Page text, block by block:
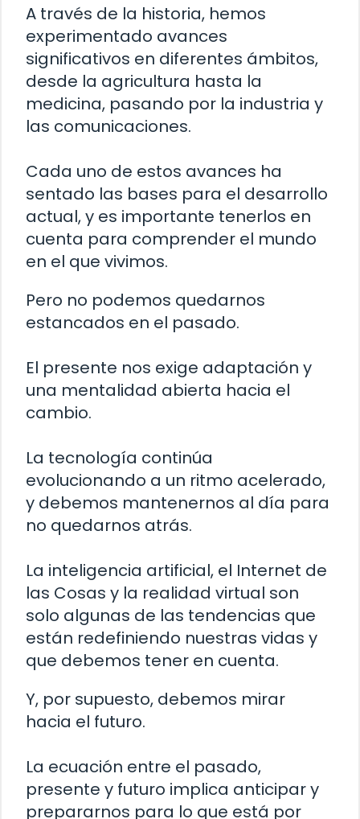
A través de la historia, hemos
experimentado avances
significativos en diferentes ámbitos,
desde la agricultura hasta la
medicina, pasando por la industria y
las comunicaciones.
Cada uno de estos avances ha
sentado las bases para el desarrollo
actual, y es importante tenerlos en
cuenta para comprender el mundo
en el que vivimos.
Pero no podemos quedarnos
estancados en el pasado.
El presente nos exige adaptación y
una mentalidad abierta hacia el
cambio.
La tecnología continúa
evolucionando a un ritmo acelerado,
y debemos mantenernos al día para
no quedarnos atrás.
La inteligencia artificial, el Internet de
las Cosas y la realidad virtual son
solo algunas de las tendencias que
están redefiniendo nuestras vidas y
que debemos tener en cuenta.
Y, por supuesto, debemos mirar
hacia el futuro.
La ecuación entre el pasado,
presente y futuro implica anticipar y
prepararnos para lo que está por